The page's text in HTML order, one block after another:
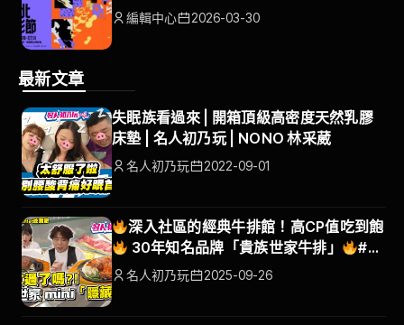
編輯中心 2026-03-30
最新文章
失眠族看過來 | 開箱頂級高密度天然乳膠
床墊 | 名人初乃玩 | NONO 林采葳
名人初乃玩 2022-09-01
深入社區的經典牛排館！高CP值吃到飽
30年知名品牌「貴族世家牛排」
#名
人初乃玩#貴族mini#貴族世家 #梁赫群 #
名人初乃玩 2025-09-26